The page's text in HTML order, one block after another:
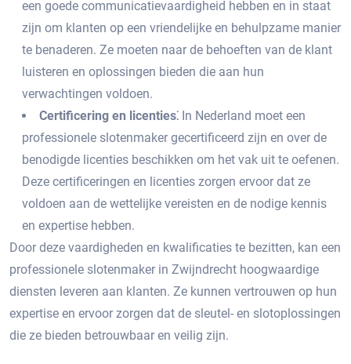
een goede communicatievaardigheid hebben en in staat
zijn om klanten op een vriendelijke en behulpzame manier
te benaderen.​ Ze moeten naar de behoeften van de klant
luisteren en oplossingen bieden die aan hun
verwachtingen voldoen.​
Certificering en licenties⁚ In Nederland moet een
professionele slotenmaker gecertificeerd zijn en over de
benodigde licenties beschikken om het vak uit te oefenen.​
Deze certificeringen en licenties zorgen ervoor dat ze
voldoen aan de wettelijke vereisten en de nodige kennis
en expertise hebben.​
Door deze vaardigheden en kwalificaties te bezitten, kan een
professionele slotenmaker in Zwijndrecht hoogwaardige
diensten leveren aan klanten.​ Ze kunnen vertrouwen op hun
expertise en ervoor zorgen dat de sleutel- en slotoplossingen
die ze bieden betrouwbaar en veilig zijn.​